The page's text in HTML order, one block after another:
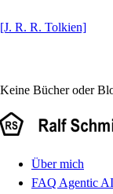
[J. R. R. Tolkien]
Keine Bücher oder
Über mich
FAQ Agentic AI